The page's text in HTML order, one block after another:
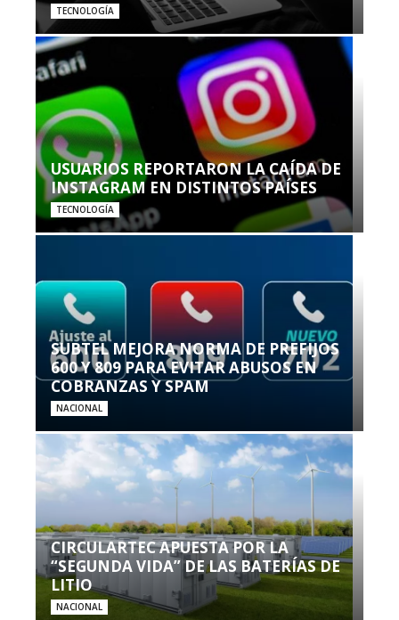
TECNOLOGÍA
USUARIOS REPORTARON LA CAÍDA DE
INSTAGRAM EN DISTINTOS PAÍSES
TECNOLOGÍA
SUBTEL MEJORA NORMA DE PREFIJOS
600 Y 809 PARA EVITAR ABUSOS EN
COBRANZAS Y SPAM
NACIONAL
CIRCULARTEC APUESTA POR LA
“SEGUNDA VIDA” DE LAS BATERÍAS DE
LITIO
NACIONAL